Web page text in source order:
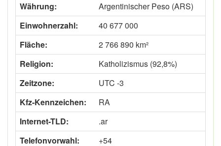
Währung:
Argentinischer Peso (ARS)
Einwohnerzahl:
40 677 000
Fläche:
2 766 890 km²
Religion:
Katholizismus (92,8%)
Zeitzone:
UTC -3
Kfz-Kennzeichen:
RA
Internet-TLD:
.ar
Telefonvorwahl:
+54